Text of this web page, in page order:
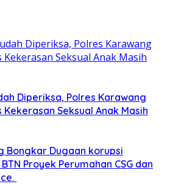
Diperiksa, Polres Karawang
Kekerasan Seksual Anak Masih
Bongkar Dugaan korupsi
Proyek Perumahan CSG dan